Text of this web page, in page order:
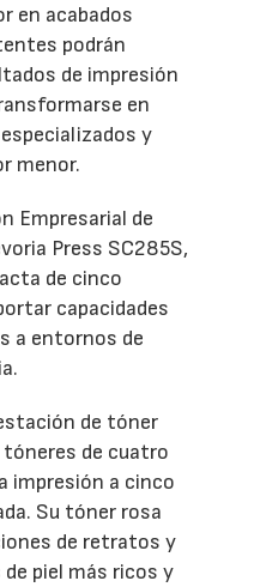
en acabados
podrán
de impresión
en
y
menor.
Empresarial de
Press SC285S,
de cinco
capacidades
a entornos de
de tóner
tóneres de cuatro
impresión a cinco
Su tóner rosa
de retratos y
piel más ricos y